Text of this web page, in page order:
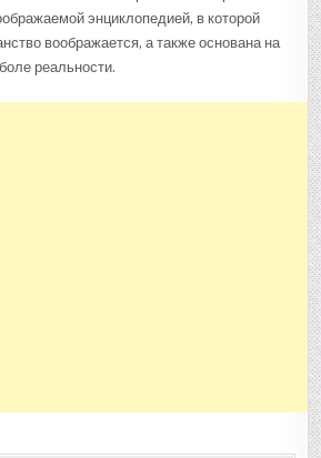
энциклопедией, в которой
воображается, а также основана на
реальности.